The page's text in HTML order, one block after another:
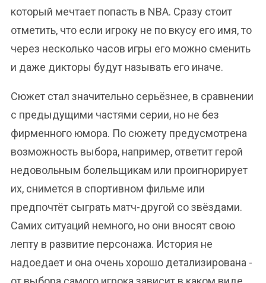
который мечтает попасть в NBA. Сразу стоит
отметить, что если игроку не по вкусу его имя, то
через несколько часов игры его можно сменить
и даже дикторы будут называть его иначе.
Сюжет стал значительно серьёзнее, в сравнении
с предыдущими частями серии, но не без
фирменного юмора. По сюжету предусмотрена
возможность выбора, например, ответит герой
недовольным болельщикам или проигнорирует
их, снимется в спортивном фильме или
предпочтёт сыграть матч-другой со звёздами.
Самих ситуаций немного, но они вносят свою
лепту в развитие персонажа. История не
надоедает и она очень хорошо детализирована -